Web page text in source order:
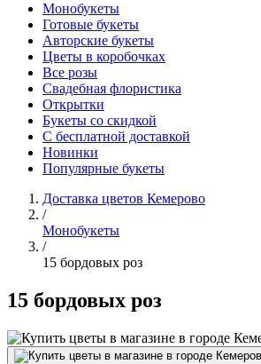
Монобукеты
Готовые букеты
Авторские букеты
Цветы в коробочках
Все розы
Свадебная флористика
Открытки
Букеты со скидкой
С бесплатной доставкой
Новинки
Популярные букеты
Доставка цветов Кемерово
/
Монобукеты
/
15 бордовых роз
15 бордовых роз